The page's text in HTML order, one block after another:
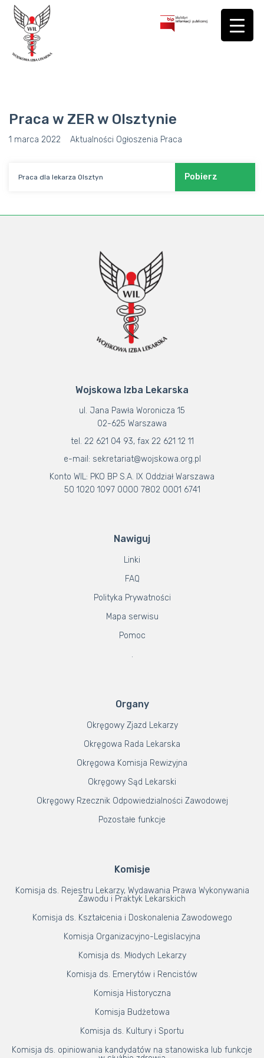
Praca w ZER w Olsztynie
1 marca 2022 Aktualności Ogłoszenia Praca
Praca dla lekarza Olsztyn Pobierz
Wojskowa Izba Lekarska
ul. Jana Pawła Woronicza 15
02-625 Warszawa
tel. 22 621 04 93, fax 22 621 12 11
e-mail: sekretariat@wojskowa.org.pl
Konto WIL: PKO BP S.A. IX Oddział Warszawa
50 1020 1097 0000 7802 0001 6741
Nawiguj
Linki
FAQ
Polityka Prywatności
Mapa serwisu
Pomoc
.
Organy
Okręgowy Zjazd Lekarzy
Okręgowa Rada Lekarska
Okręgowa Komisja Rewizyjna
Okręgowy Sąd Lekarski
Okręgowy Rzecznik Odpowiedzialności Zawodowej
Pozostałe funkcje
Komisje
Komisja ds. Rejestru Lekarzy, Wydawania Prawa Wykonywania
Zawodu i Praktyk Lekarskich
Komisja ds. Kształcenia i Doskonalenia Zawodowego
Komisja Organizacyjno-Legislacyjna
Komisja ds. Młodych Lekarzy
Komisja ds. Emerytów i Rencistów
Komisja Historyczna
Komisja Budżetowa
Komisja ds. Kultury i Sportu
Komisja ds. opiniowania kandydatów na stanowiska lub funkcje